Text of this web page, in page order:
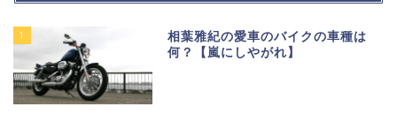
1
相葉雅紀の愛車のバイクの車種は
何？【嵐にしやがれ】